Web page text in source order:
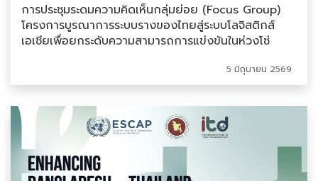
การประชุมระดมความคิดเห็นกลุ่มย่อย (Focus Group)
โครงการบูรณาการระบบรางของไทยสู่ระบบโลจิสติกส์
เอเชียเพื่อยกระดับความสามารถการแข่งขันในห่วงโซ่
5 มิถุนายน 2569